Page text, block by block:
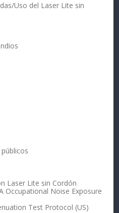
Uso del Laser Lite sin
Laser Lite sin Cordón
Occupational Noise Exposure
Test Protocol (US)